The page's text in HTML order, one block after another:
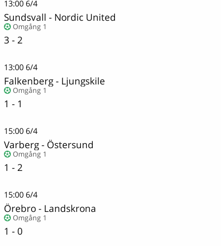
13:00 6/4
Sundsvall - Nordic United
Omgång 1
3 - 2
13:00 6/4
Falkenberg - Ljungskile
Omgång 1
1 - 1
15:00 6/4
Varberg- Östersund
Omgång 1
1 - 2
15:00 6/4
Örebro- Landskrona
Omgång 1
1 - 0